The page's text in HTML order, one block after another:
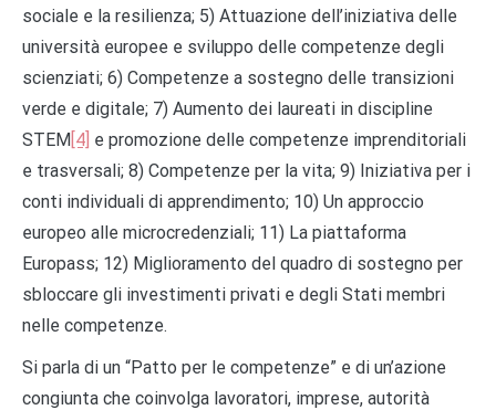
sociale e la resilienza; 5) Attuazione dell’iniziativa delle
università europee e sviluppo delle competenze degli
scienziati; 6) Competenze a sostegno delle transizioni
verde e digitale; 7) Aumento dei laureati in discipline
STEM [4] e promozione delle competenze imprenditoriali
e trasversali; 8) Competenze per la vita; 9) Iniziativa per i
conti individuali di apprendimento; 10) Un approccio
europeo alle microcredenziali; 11) La piattaforma
Europass; 12) Miglioramento del quadro di sostegno per
sbloccare gli investimenti privati e degli Stati membri
nelle competenze.
Si parla di un “Patto per le competenze” e di un’azione
congiunta che coinvolga lavoratori, imprese, autorità